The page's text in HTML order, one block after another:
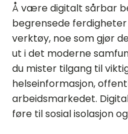
Å være digitalt sårbar
begrensede
verktøy, noe som gjør
ut i det moderne
du mister tilgang til
helseinformasjon,
arbeidsmarkedet.
føre til sosial isolasjon